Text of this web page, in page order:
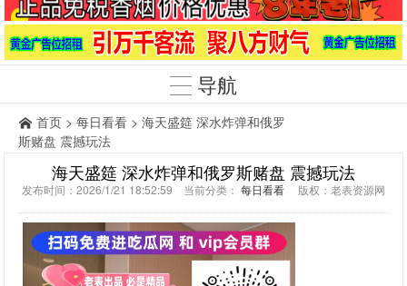
导航
首页 > 每日看看 > 海天盛筵 深水炸弹和俄罗
斯赌盘 震撼玩法
海天盛筵 深水炸弹和俄罗斯赌盘 震撼玩法
发布时间：2026/1/21 18:52:59 当前分类： 每日看看 版权：老表资源网